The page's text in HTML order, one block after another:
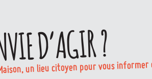
D’AGIR ?
un lieu citoyen pour vous